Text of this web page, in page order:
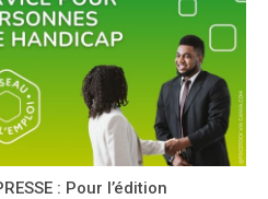
: Pour l’édition